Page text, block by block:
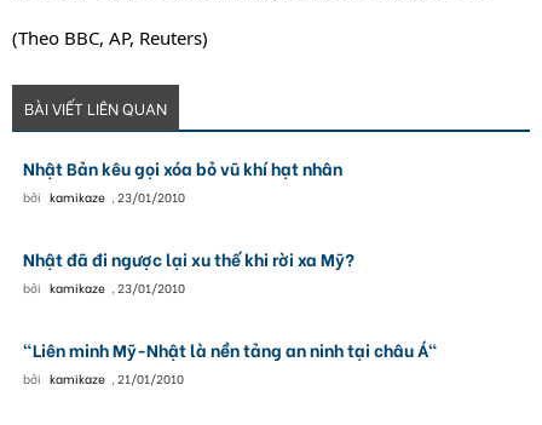
(Theo BBC, AP, Reuters)
BÀI VIẾT LIÊN QUAN
Nhật Bản kêu gọi xóa bỏ vũ khí hạt nhân
bởi kamikaze , 23/01/2010
Nhật đã đi ngược lại xu thế khi rời xa Mỹ?
bởi kamikaze , 23/01/2010
"Liên minh Mỹ-Nhật là nền tảng an ninh tại châu Á"
bởi kamikaze , 21/01/2010